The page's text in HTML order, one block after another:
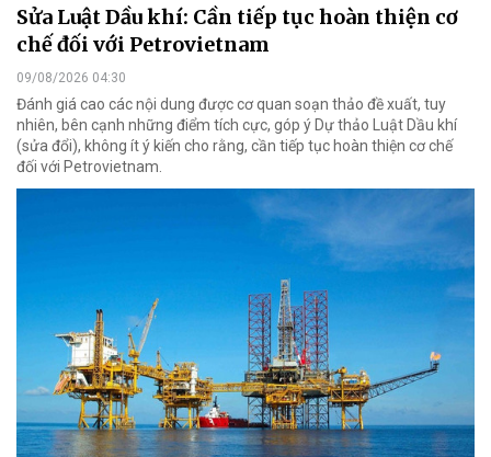
Sửa Luật Dầu khí: Cần tiếp tục hoàn thiện cơ
chế đối với Petrovietnam
09/08/2026 04:30
Đánh giá cao các nội dung được cơ quan soạn thảo đề xuất, tuy
nhiên, bên cạnh những điểm tích cực, góp ý Dự thảo Luật Dầu khí
(sửa đổi), không ít ý kiến cho rằng, cần tiếp tục hoàn thiện cơ chế
đối với Petrovietnam.